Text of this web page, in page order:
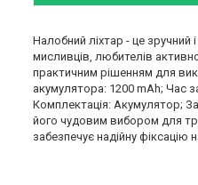
Налобний ліхтар - це зручний
мисливців, любителів
практичним рішенням для
акумулятора: 1200 mAh; Час
Комплектація: Акумулятор;
його чудовим вибором для
забезпечує надійну